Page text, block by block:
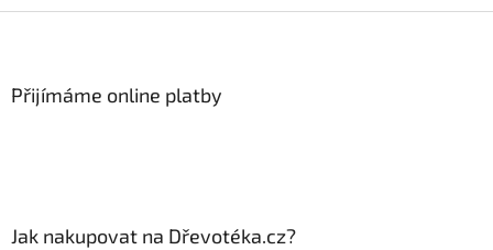
p
v
Přijímáme online platby
Jak nakupovat na Dřevotéka.cz?